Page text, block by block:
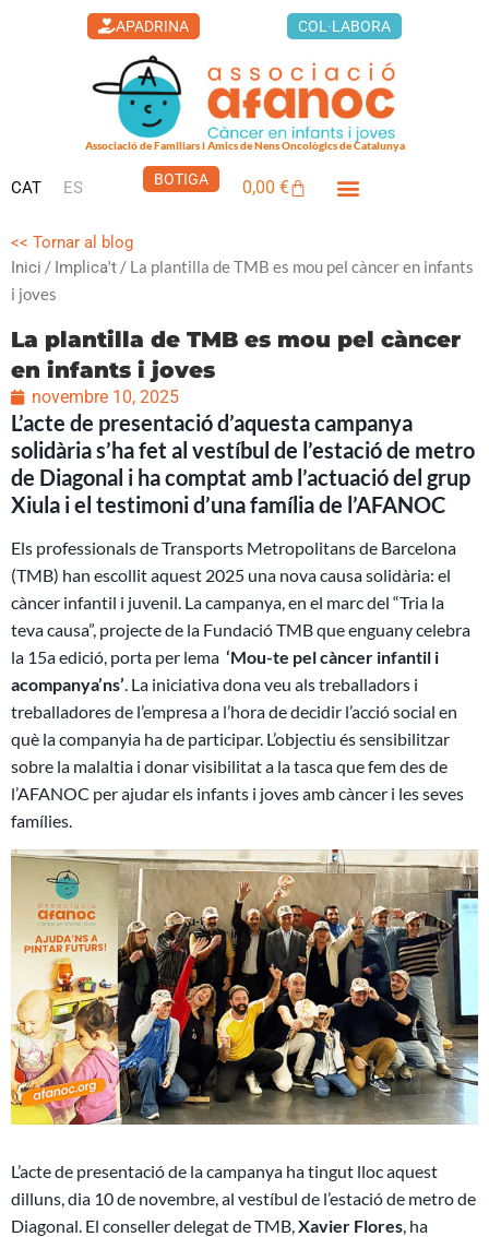
APADRINA COL·LABORA
Associació de Familiars i Amics de Nens Oncològics de Catalunya
CAT ES BOTIGA 0,00€Cistella
<< Tornar al blog
Inici / Implica't / La plantilla de TMB es mou pel càncer en infants
i joves
La plantilla de TMB es mou pel càncer
en infants i joves
novembre 10, 2025
L’acte de presentació d’aquesta campanya
solidària s’ha fet al vestíbul de l’estació de metro
de Diagonal i ha comptat amb l’actuació del grup
Xiula i el testimoni d’una família de l’AFANOC
Els professionals de Transports Metropolitans de Barcelona
(TMB) han escollit aquest 2025 una nova causa solidària: el
càncer infantil i juvenil. La campanya, en el marc del “Tria la
teva causa”, projecte de la Fundació TMB que enguany celebra
la 15a edició, porta per lema ‘Mou-te pel càncer infantil i
acompanya’ns’. La iniciativa dona veu als treballadors i
treballadores de l’empresa a l’hora de decidir l’acció social en
què la companyia ha de participar. L’objectiu és sensibilitzar
sobre la malaltia i donar visibilitat a la tasca que fem des de
l’AFANOC per ajudar els infants i joves amb càncer i les seves
famílies.
L’acte de presentació de la campanya ha tingut lloc aquest
dilluns, dia 10 de novembre, al vestíbul de l’estació de metro de
Diagonal. El conseller delegat de TMB, Xavier Flores , ha